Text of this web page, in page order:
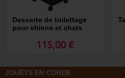
Desserte de toilettage
pour chiens et chats
115,00 €
JOUETS EN CORDE